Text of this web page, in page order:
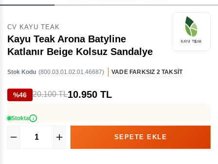
CV KAYU TEAK
Kayu Teak Arona Batyline
Katlanır Beige Kolsuz Sandalye
Stok Kodu (800.03.01.02.01.46687) VADE FARKSIZ 2 TAKSİT
%46 20.100 TL10.950 TL
Stokta i